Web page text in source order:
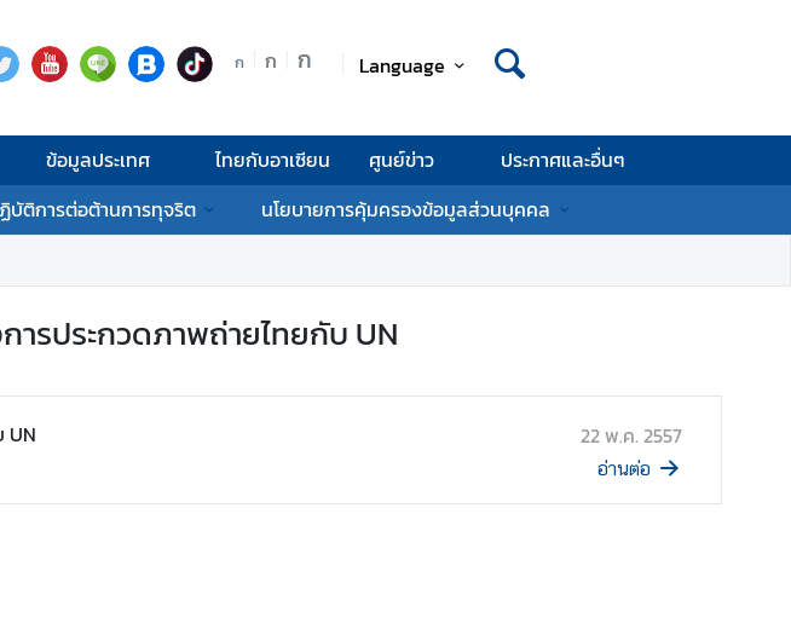
ก ก ก Language
ข้อมูลประเทศ ไทยกับอาเซียน ศูนย์ข่าว
ประกาศและอื่นๆ
บัติการต่อต้านการทุจริต นโยบายการคุ้มครองข้อมูลส่วนบุคคล
ารประกวดภาพถ่ายไทยกับ UN
UN 22 พ.ค. 2557
อ่านต่อ